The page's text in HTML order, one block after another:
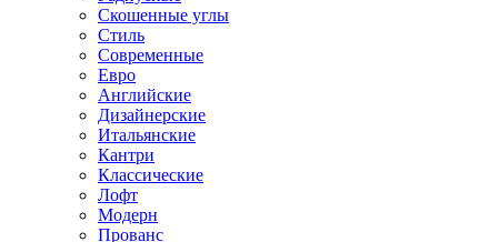
Скошенные углы
Стиль
Современные
Евро
Английские
Дизайнерские
Итальянские
Кантри
Классические
Лофт
Модерн
Прованс